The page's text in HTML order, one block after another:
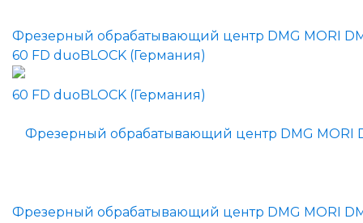
Фрезерный обрабатывающий центр DMG MORI
60 FD duoBLOCK (Германия)
Фрезерный обрабатывающий центр DMG MORI